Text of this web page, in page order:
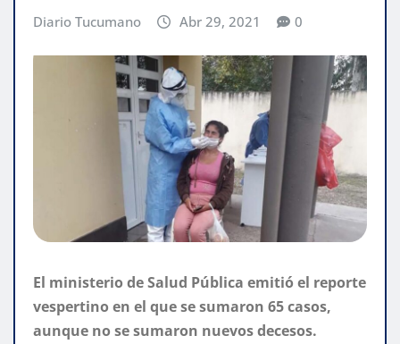
Diario Tucumano Abr 29, 2021 0
El ministerio de Salud Pública emitió el reporte
vespertino en el que se sumaron 65 casos,
aunque no se sumaron nuevos decesos.